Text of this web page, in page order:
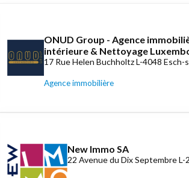
ONUD Group - Agence
intérieure & Nettoyage
17 Rue Helen Buchholtz L-4048
Agence immobilière
New Immo SA
22 Avenue du Dix Septembre